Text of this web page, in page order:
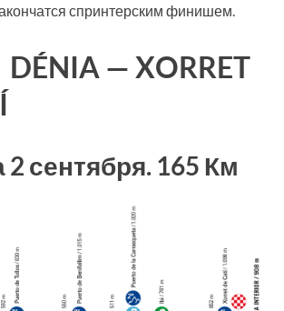
спринтерским финишем.
— XORRET
2 сентября. 165 Км